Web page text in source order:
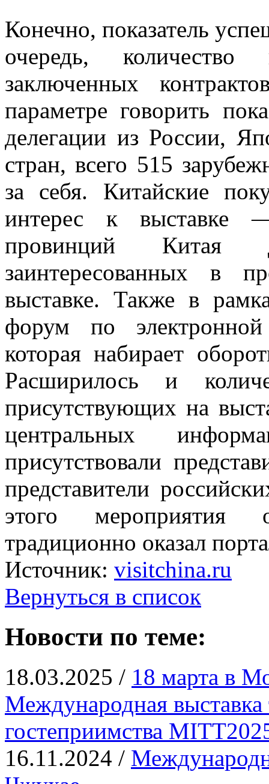
Конечно, показатель
очередь, количество
заключенных
параметре говорить
делегации из России,
стран, всего 515
за себя. Китайские
интерес к выставке
провинций Китая
заинтересованных в
выставке. Также в
форум по электронной
которая набирает
Расширилось и
присутствующих на
центральных
присутствовали
представители
этого мероприятия
традиционно оказал
Источник: visitchina.ru
Вернуться в список
Новости по теме:
18.03.2025 / 18 марта в
Международная
гостеприимства
16.11.2024 /